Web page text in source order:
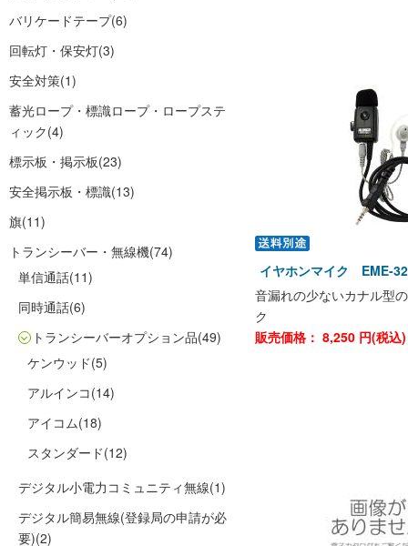
バリケードテープ(6)
回転灯・保安灯(3)
安全対策(1)
蓄光ロープ・標識ロープ・ロープステ
ィック(4)
標示板・掲示板(23)
安全掲示板・標識(13)
旗(11)
トランシーバー・無線機(74)
単信通話(11)
同時通話(6)
トランシーバーオプション品(49)
ケンウッド(5)
アルインコ(14)
アイコム(18)
スタンダード(12)
デジタル小電力コミュニティ無線(1)
デジタル簡易無線(登録局の申請が必
要)(2)
イヤホンマイク
音漏れの少ないカナル型
ク
販売価格： 8,250 円(税